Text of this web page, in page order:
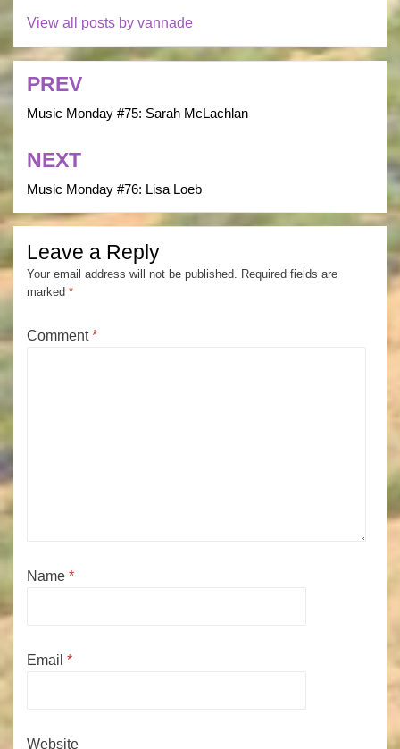
View all posts by vannade
Post
navigation
PREV
Music Monday #75: Sarah McLachlan
NEXT
Music Monday #76: Lisa Loeb
Leave a Reply
Your email address will not be published. Required fields are
marked *
Comment*
Name *
Email *
Website